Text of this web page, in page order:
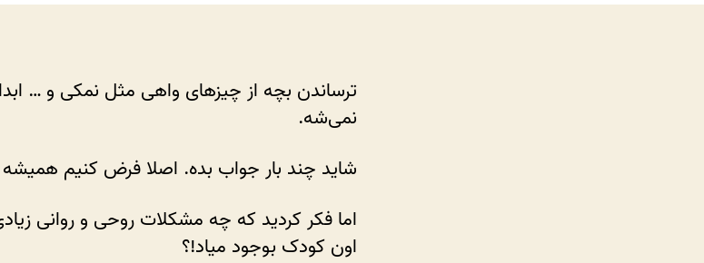
ترساندن بچه از چیزهای واهی مثل نمکی و …
نمی‌شه.
شاید چند بار جواب بده. اصلا فرض کنیم
اما فکر کردید که چه مشکلات روحی و روانی
اون کودک بوجود میاد!؟